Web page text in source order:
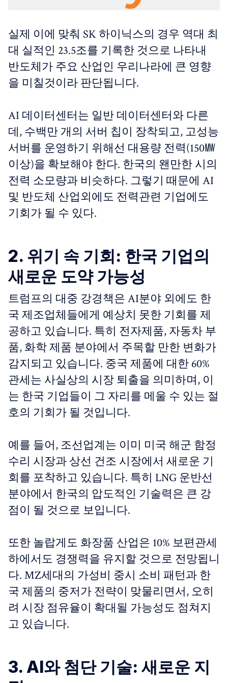
실제 이에 맞춰 SK 하이닉스의 경우 역대 최
대 실적인 23.5조를 기록한 것으로 나타내
반도체가 주요 산업인 우리나라에 큰 영향
을 미칠것이라 판단됩니다.
AI 데이터센터는 일반 데이터센터와 다른
데, 수백만 개의 서버 칩이 장착되고, 고성능
서버를 운영하기 위해선 대용량 전력(150㎿
이상)을 확보해야 한다. 한국의 왠만한 시의
전력 소모량과 비슷하다. 그렇기 때문에 AI
및 반도체 산업외에도 전력관련 기업에도
기회가 될 수 있다.
2. 위기 속 기회: 한국 기업의
새로운 도약 가능성
트럼프의 대중 강경책은 AI분야 외에도 한
국 제조업체들에게 예상치 못한 기회를 제
공하고 있습니다. 특히 전자제품, 자동차 부
품, 화학 제품 분야에서 주목할 만한 변화가
감지되고 있습니다. 중국 제품에 대한 60%
관세는 사실상의 시장 퇴출을 의미하며, 이
는 한국 기업들이 그 자리를 메울 수 있는 절
호의 기회가 될 것입니다.
예를 들어, 조선업계는 이미 미국 해군 함정
수리 시장과 상선 건조 시장에서 새로운 기
회를 포착하고 있습니다. 특히 LNG 운반선
분야에서 한국의 압도적인 기술력은 큰 강
점이 될 것으로 보입니다.
또한 놀랍게도 화장품 산업은 10% 보편관세
하에서도 경쟁력을 유지할 것으로 전망됩니
다. MZ세대의 가성비 중시 소비 패턴과 한
국 제품의 중저가 전략이 맞물리면서, 오히
려 시장 점유율이 확대될 가능성도 점쳐지
고 있습니다.
3. AI와 첨단 기술: 새로운 지